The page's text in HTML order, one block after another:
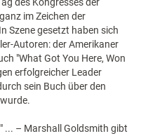
im Zeichen der
Szene gesetzt haben sich
Autoren: der Amerikaner
"What Got You Here, Won
erfolgreicher Leader
sein Buch über den
... – Marshall Goldsmith gibt